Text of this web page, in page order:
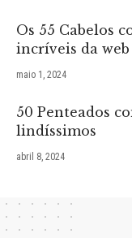
Os 55 Cabelos
incríveis da web
maio 1, 2024
50 Penteados
lindíssimos
abril 8, 2024